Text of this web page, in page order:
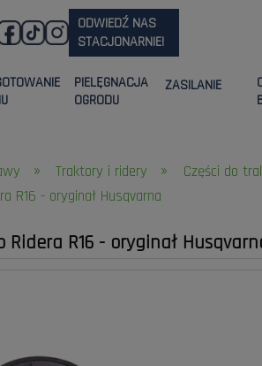
ODWIEDŹ NAS
STACJONARNIE!
PIELĘGNACJA
OGRODU
ZASILANIE
» Traktory i ridery » Części do
R16 - oryginał Husqvarna
Ridera R16 - oryginał